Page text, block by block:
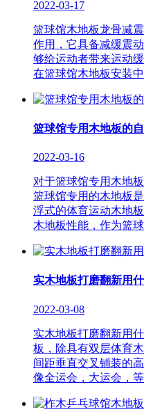
2022-03-17
篮球馆木地板龙骨减
作用，它具备减缓震
够给运动者带来运动
在篮球馆木地板安装
篮球馆专用木地板的
2022-03-16
对于篮球馆专用木地
篮球馆专用的木地板
浮式的体育运动木地
木地板性能，作为篮
实木地板打磨翻新用
2022-03-08
实木地板打磨翻新用
板，除具有双层体育
间距垂直交叉铺装的
像全运会，大运会，